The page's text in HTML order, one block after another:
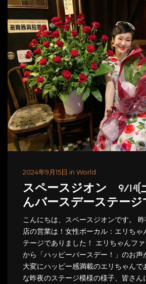
2024年9月15日 in World
スペースジオン 9/14(
んバースデーステージ
こんにちは、スペースジオンです。
店の営業は！女性ボーカル：エリちゃ
テージでありました！ エリちゃんフ
から「ハッピーバースデー！」のお声
大変にハッピー感満載のエリちゃんで
な昨夜のステージ模様の様子、皆さん